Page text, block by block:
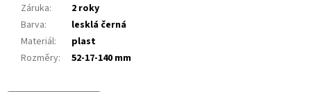
Záruka:
2 roky
Barva:
lesklá černá
Materiál:
plast
Rozměry: 52-17-140 mm